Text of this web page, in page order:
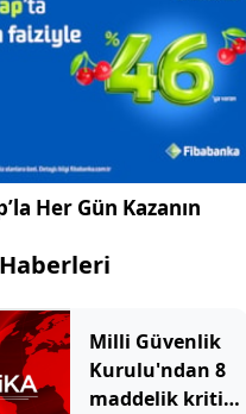
Her Gün Kazanın
Milli Güvenlik
Kurulu'ndan 8
maddelik kritik